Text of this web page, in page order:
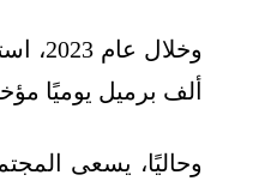
ألف برميل يوميًا
وحاليًا، يسعى